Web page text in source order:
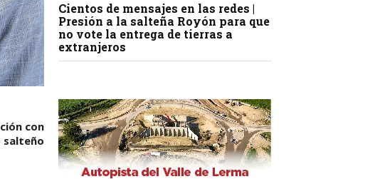
con
salteño
Cientos de mensajes en las redes |
Presión a la salteña Royón para que
no vote la entrega de tierras a
extranjeros